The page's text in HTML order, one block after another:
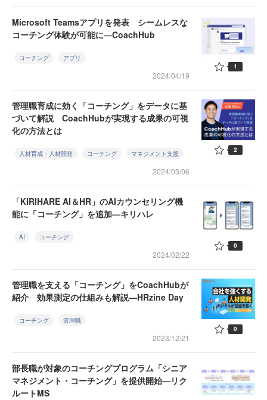
Microsoft Teamsアプリを発表 シームレスな
コーチング体験が可能に—CoachHub
コーチング アプリ
2024/04/19
1
管理職育成に効く「コーチング」をデータに基
づいて解説 CoachHubが実現する成果の可視
化の方法とは
人材育成・人材開発 コーチング マネジメント支援
2024/03/06
2
「KIRIHARE AI＆HR」のAIカウンセリング機
能に「コーチング」を追加—キリハレ
AI コーチング
2024/02/22
0
管理職を支える「コーチング」をCoachHubが
紹介 効果測定の仕組みも解説—HRzine Day
コーチング 管理職
2023/12/21
0
部長職が対象のコーチングプログラム「シニア
マネジメント・コーチング」を提供開始—リク
ルートMS